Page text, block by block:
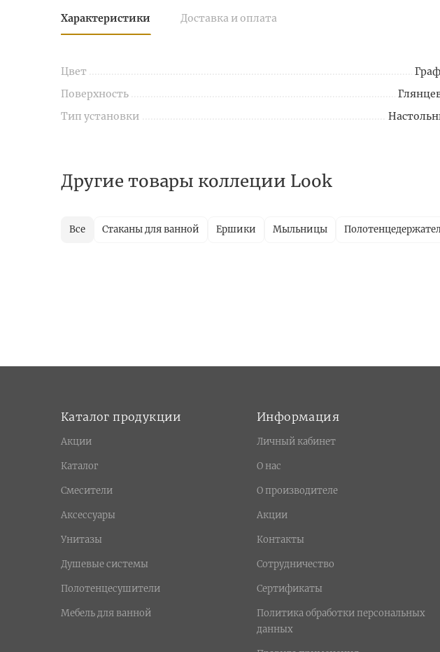
Характеристики Доставка и оплата
Цвет
Поверхность
Тип установки
Другие товары коллеции Look
Все Стаканы для ванной Ершики Мыльницы
Каталог продукции
Акции
Каталог
Смесители
Аксессуары
Унитазы
Душевые системы
Полотенцесушители
Мебель для ванной
Информация
Личный кабинет
О нас
О производителе
Акции
Контакты
Сотрудничество
Сертификаты
Политика обработки персональных
данных